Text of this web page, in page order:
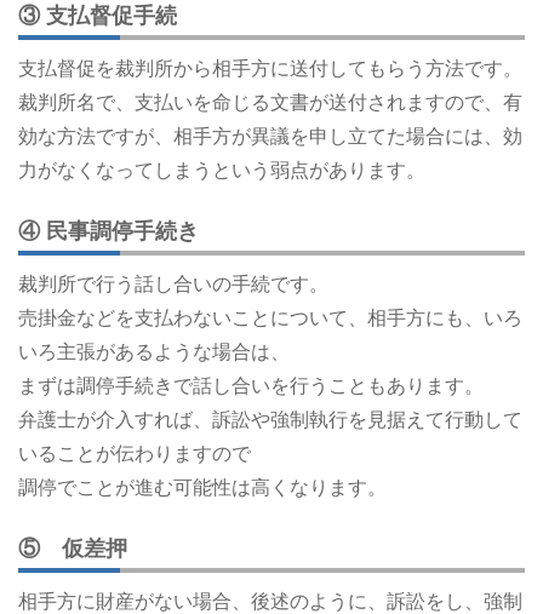
③ 支払督促手続
支払督促を裁判所から相手方に送付してもらう方法です。
裁判所名で、支払いを命じる文書が送付されますので、有
効な方法ですが、相手方が異議を申し立てた場合には、効
力がなくなってしまうという弱点があります。
④ 民事調停手続き
裁判所で行う話し合いの手続です。
売掛金などを支払わないことについて、相手方にも、いろ
いろ主張があるような場合は、
まずは調停手続きで話し合いを行うこともあります。
弁護士が介入すれば、訴訟や強制執行を見据えて行動して
いることが伝わりますので
調停でことが進む可能性は高くなります。
⑤ 仮差押
相手方に財産がない場合、後述のように、訴訟をし、強制